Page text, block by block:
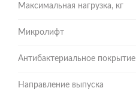
Максимальная нагрузка, кг
Микролифт
Антибактериальное покрытие
Направление выпуска